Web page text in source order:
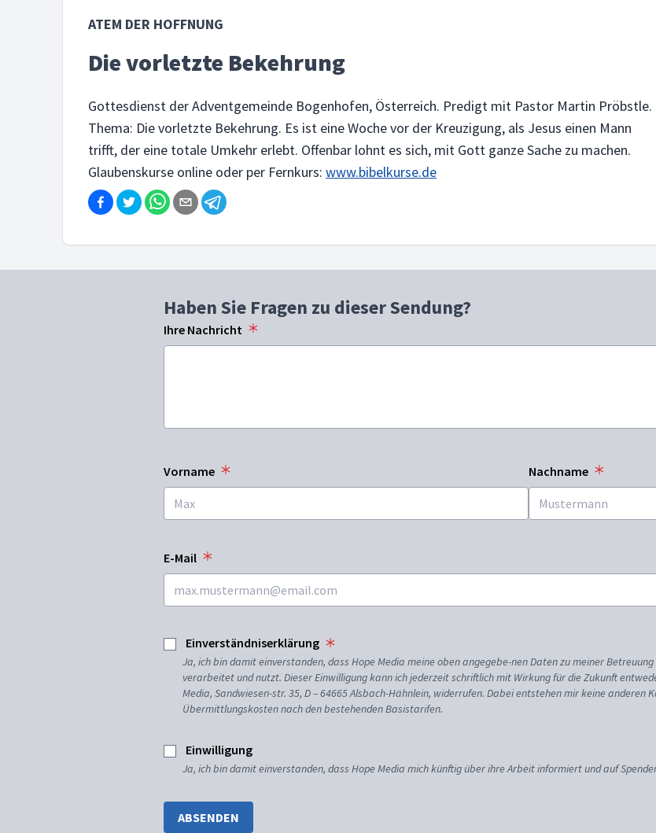
ATEM DER HOFFNUNG
Die vorletzte Bekehrung
Gottesdienst der Adventgemeinde Bogenhofen, Österreich. Predigt mit Pastor Martin Pröbstle.
Thema: Die vorletzte Bekehrung. Es ist eine Woche vor der Kreuzigung, als Jesus einen Mann
trifft, der eine totale Umkehr erlebt. Offenbar lohnt es sich, mit Gott ganze Sache zu machen.
Glaubenskurse online oder per Fernkurs: www.bibelkurse.de
Haben Sie Fragen zu dieser Sendung?
Ihre Nachricht
Vorname Nachname
E-Mail
Einverständniserklärung
Ja, ich bin damit einverstanden, dass Hope Media meine oben angegebe-nen Daten zu meiner
verarbeitet und nutzt. Dieser Einwilligung kann ich jederzeit schriftlich mit Wirkung für die Zukunft
Media, Sandwiesen-str. 35, D – 64665 Alsbach-Hähnlein, widerrufen. Dabei entstehen mir keine anderen
Übermittlungskosten nach den bestehenden Basistarifen.
Einwilligung
Ja, ich bin damit einverstanden, dass Hope Media mich künftig über ihre Arbeit informiert und auf
ABSENDEN